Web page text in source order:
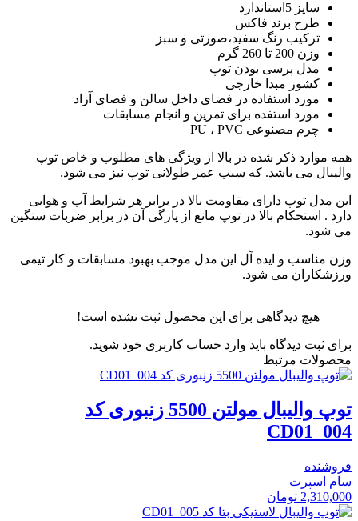
سایز 5استاندارد
طرح برند فاکس
ترکیب رنگ سفید،صورتی و سبز
وزن 200 تا 260 گرم
مدل پرسی بودن توپ
کشور مبدا خارجی
مورد استفاده در فضای داخل سالن و فضای آزاد
مورد استفده برای تمرین و انجام مسابقات
چرم مصنوعی PU ، PVC
همه موارد ذکر شده در بالا از ویژگی های مطلوب و خاص توپ
والیبال می باشد. که سبب عمر طولانی توپ نیز می شود.
این مدل توپ دارای مقاومت بالا در برابر هر شرایط آب و هوایی
دارد . استحکام بالا در توپ مانع از پارگی آن در برابر ضربات سنگین
می شود.
وزن مناسب و ایده آل این مدل موجب بهبود مسابقات و کار تیمی
ورزشکاران می شود.
هیچ دیدگاهی برای این محصول ثبت نشده است!
برای ثبت دیدگاه باید وارد حساب کاربری خود شوید.
محصولات مرتبط
توپ والیبال مولتن 5500 زنبوری کد
CD01_004
فروشنده
سام اسپرت
2,310,000 تومان